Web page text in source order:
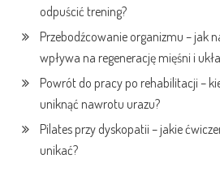
odpuścić trening?
Przebodźcowanie organizmu – jak
wpływa na regenerację mięśni i
Powrót do pracy po rehabilitacji –
uniknąć nawrotu urazu?
Pilates przy dyskopatii – jakie
unikać?